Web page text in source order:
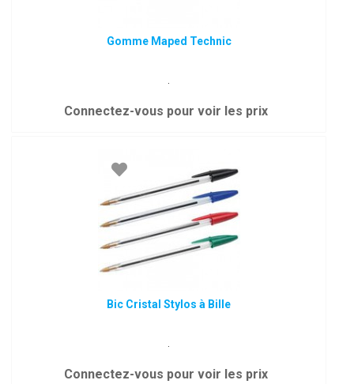
Gomme Maped Technic
.
Connectez-vous pour voir les prix
Bic Cristal Stylos à Bille
.
Connectez-vous pour voir les prix